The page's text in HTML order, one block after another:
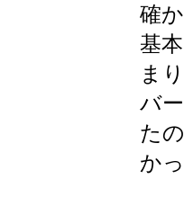
確
基
ま
バ
た
か